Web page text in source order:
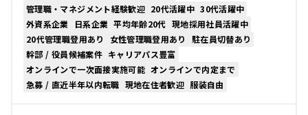
管理職・マネジメント経験歓迎 20代活躍中 30代活躍中
外資系企業
日系企業 平均年齢20代 現地採用社員活躍中
20代管理職登用あり
女性管理職登用あり
駐在員切替あり
幹部 / 役員候補案件 キャリアパス豊富
オンラインで一次面接実施可能 オンラインで内定まで
急募 / 直近半年以内転職 現地在住者歓迎 服装自由